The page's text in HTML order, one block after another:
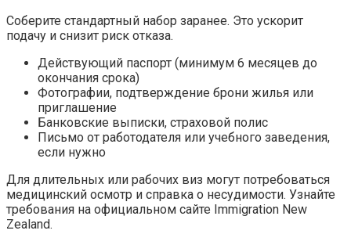
Соберите стандартный набор заранее. Это ускорит
подачу и снизит риск отказа.
Действующий паспорт (минимум 6 месяцев до
окончания срока)
Фотографии, подтверждение брони жилья или
приглашение
Банковские выписки, страховой полис
Письмо от работодателя или учебного заведения,
если нужно
Для длительных или рабочих виз могут потребоваться
медицинский осмотр и справка о несудимости. Узнайте
требования на официальном сайте Immigration New
Zealand.